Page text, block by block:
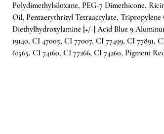
Polydimethylsiloxane, PEG-7 Dimethicone,
Oil, Pentaerythrityl Tetraacrylate,
Diethylhydroxylamine [+/-] Acid Blue 9
19140, CI 47005, CI 77007, CI 77499, CI 77891,
61565, CI 74160, CI 77266, CI 74260, Pigment